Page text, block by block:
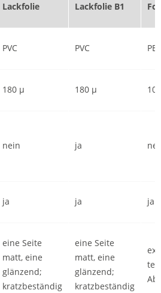
Lackfolie Lackfolie B1
PVC PVC PE
180 µ 180 µ
nein ja
ja ja ja
eine Seite
matt, eine
glänzend;
kratzbeständig
eine Seite
matt, eine
glänzend;
kratzbeständig